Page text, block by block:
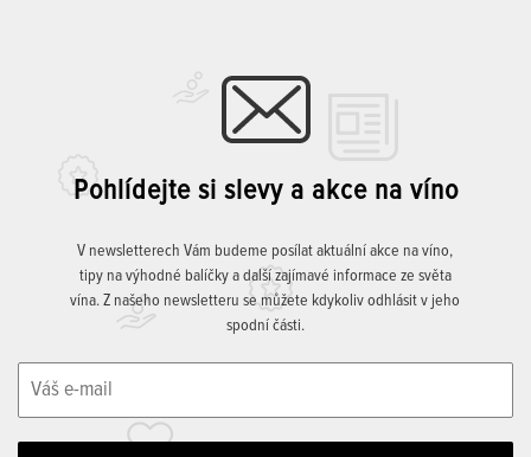
Pohlídejte si slevy a akce na víno
V newsletterech Vám budeme posílat aktuální akce na víno,
tipy na výhodné balíčky a další zajímavé informace ze světa
vína. Z našeho newsletteru se můžete kdykoliv odhlásit v jeho
spodní části.